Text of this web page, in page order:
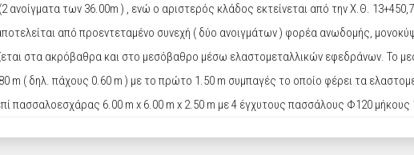
ανοίγματα των 36.00m ) , ενώ ο αριστερός κλάδος εκτείνεται από την Χ.Θ.
από προεντεταμένο συνεχή ( δύο ανοιγμάτων ) φορέα ανωδομής,
στα ακρόβαθρα και στο μεσόβαθρο μέσω ελαστομεταλλικών εφεδράνων. Το
m ( δηλ. πάχους 0.60 m ) με το πρώτο 1.50 m συμπαγές το οποίο φέρει τα
πασσαλοεσχάρας 6.00 m x 6.00 m x 2.50 m με 4 έγχυτους πασσάλους Φ120